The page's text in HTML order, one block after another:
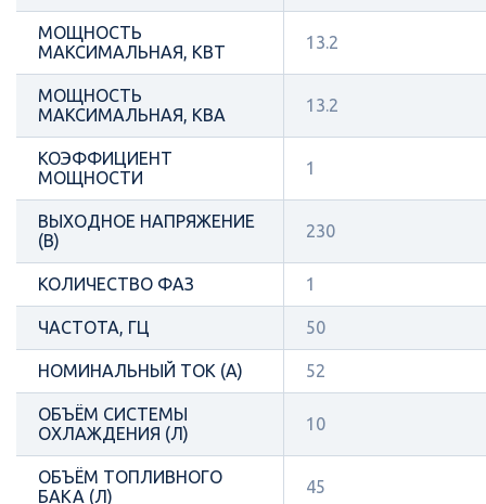
МОЩНОСТЬ
МАКСИМАЛЬНАЯ, КВТ
13.2
МОЩНОСТЬ
МАКСИМАЛЬНАЯ, КВА
13.2
КОЭФФИЦИЕНТ
МОЩНОСТИ
1
ВЫХОДНОЕ НАПРЯЖЕНИЕ
(В)
230
КОЛИЧЕСТВО ФАЗ 1
ЧАСТОТА, ГЦ 50
НОМИНАЛЬНЫЙ ТОК (А) 52
ОБЪЁМ СИСТЕМЫ
ОХЛАЖДЕНИЯ (Л)
10
ОБЪЁМ ТОПЛИВНОГО
БАКА (Л)
45